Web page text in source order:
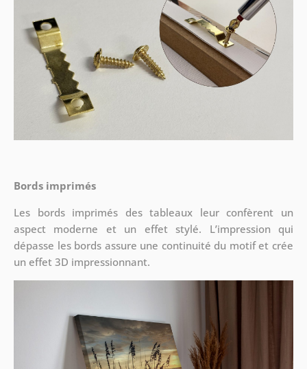
Bords imprimés
Les bords imprimés des tableaux leur confèrent un
aspect moderne et un effet stylé. L’impression qui
dépasse les bords assure une continuité du motif et crée
un effet 3D impressionnant.